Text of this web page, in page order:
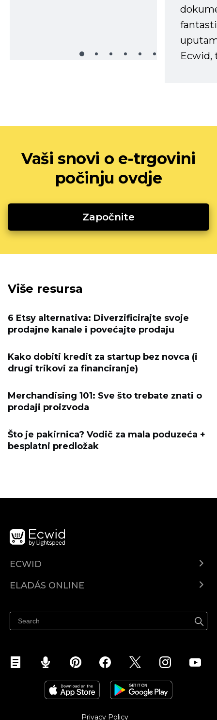
Ecwid,
Vaši snovi o e-trgovini
počinju ovdje
Započnite
Više resursa
6 Etsy alternativa: Diverzificirajte svoje
prodajne kanale i povećajte prodaju
Kako dobiti kredit za startup bez novca (i
drugi trikovi za financiranje)
Merchandising 101: Sve što trebate znati o
prodaji proizvoda
Što je pakirnica? Vodič za mala poduzeća +
besplatni predložak
ECWID
Árkalkuláció
ELADÁS ONLINE
Eladás a Facebookon
Eladás Instagramon
Privacy Policy